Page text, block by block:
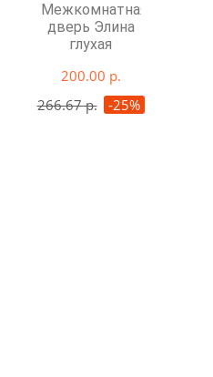
Межкомнатная
дверь Элина
глухая
200.00 р.
266.67 р.
-25%